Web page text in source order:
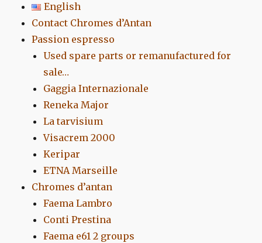
English
Contact Chromes d’Antan
Passion espresso
Used spare parts or remanufactured for
sale…
Gaggia Internazionale
Reneka Major
La tarvisium
Visacrem 2000
Keripar
ETNA Marseille
Chromes d’antan
Faema Lambro
Conti Prestina
Faema e61 2 groups